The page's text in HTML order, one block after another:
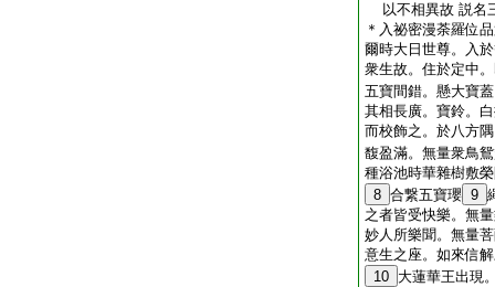
以不相異故 説名
＊入祕密漫荼羅位
爾時大日世尊。入
衆生故。住於定中
五寶間錯。懸大寶
其相長廣。寶鈴。
而校飾之。於八方
馥盈滿。無量衆鳥
種浴池時華雜樹敷
8 合繋五寶瓔 9
之者皆受快樂。無
妙人所樂聞。無量
意生之座。如來信
10 大蓮華王出現